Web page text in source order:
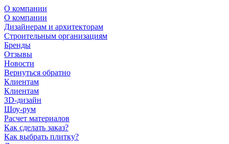
О компании
О компании
Дизайнерам и архитекторам
Строительным организациям
Бренды
Отзывы
Новости
Вернуться обратно
Клиентам
Клиентам
3D-дизайн
Шоу-рум
Расчет материалов
Как сделать заказ?
Как выбрать плитку?